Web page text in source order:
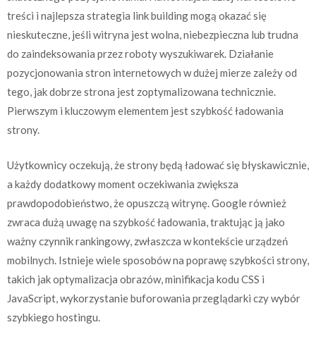
treści i najlepsza strategia link building mogą okazać się
nieskuteczne, jeśli witryna jest wolna, niebezpieczna lub trudna
do zaindeksowania przez roboty wyszukiwarek. Działanie
pozycjonowania stron internetowych w dużej mierze zależy od
tego, jak dobrze strona jest zoptymalizowana technicznie.
Pierwszym i kluczowym elementem jest szybkość ładowania
strony.
Użytkownicy oczekują, że strony będą ładować się błyskawicznie,
a każdy dodatkowy moment oczekiwania zwiększa
prawdopodobieństwo, że opuszczą witrynę. Google również
zwraca dużą uwagę na szybkość ładowania, traktując ją jako
ważny czynnik rankingowy, zwłaszcza w kontekście urządzeń
mobilnych. Istnieje wiele sposobów na poprawę szybkości strony,
takich jak optymalizacja obrazów, minifikacja kodu CSS i
JavaScript, wykorzystanie buforowania przeglądarki czy wybór
szybkiego hostingu.